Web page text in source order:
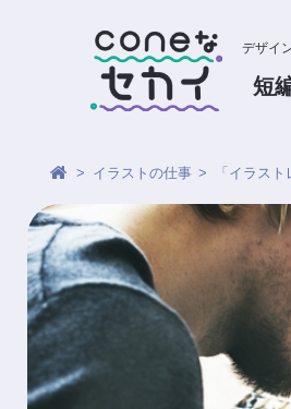
デザイ
短
イラストの仕事 「イラス